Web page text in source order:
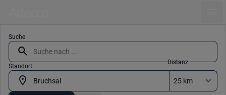
Suche
Standort
Distanz